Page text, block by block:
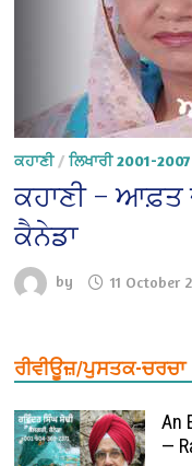
ਕਹਾਣੀ/ਲਿਖਾਰੀ 2001-2007
ਕਹਾਣੀ – ਆਫ਼ਤ
ਕੈਨੇਡਾ
by 11 October
ਰੀਵੀਊਜ਼/ਪੁਸਤਕ-ਚਰਚਾ
An
—